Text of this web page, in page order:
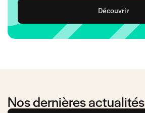
Découvrir
Nos dernières actualités